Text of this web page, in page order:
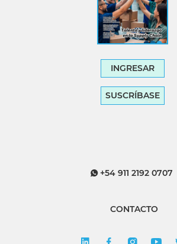
INGRESAR
SUSCRÍBASE
+54 911 2192 0707
CONTACTO